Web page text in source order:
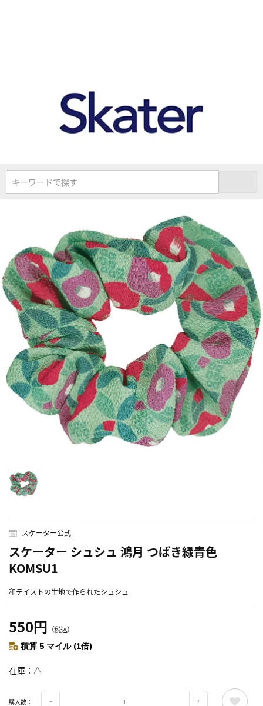
キーワードで探す
スケーター公式
スケーター シュシュ 鴻月 つばき緑青色
KOMSU1
和テイストの生地で作られたシュシュ
550円 （税込）
積算 5 マイル (1倍)
在庫 △
購入数：